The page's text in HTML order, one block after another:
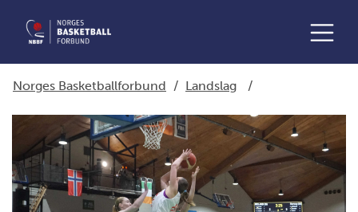
Norges Basketballforbund / Landslag /